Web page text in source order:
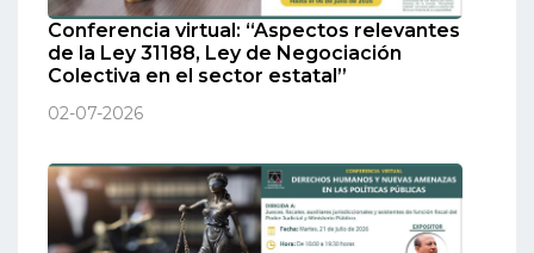
Conferencia virtual: “Aspectos relevantes
de la Ley 31188, Ley de Negociación
Colectiva en el sector estatal”
02-07-2026